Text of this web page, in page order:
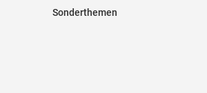
Sonderthemen